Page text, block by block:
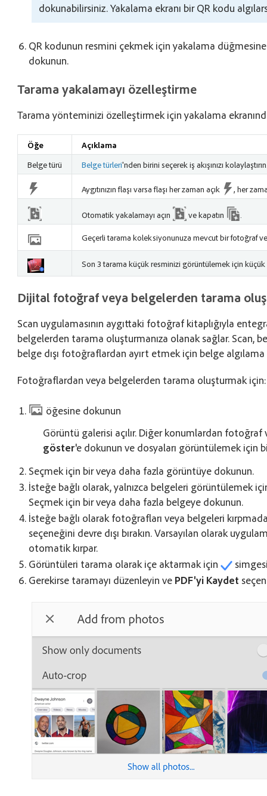
dokunabilirsiniz. Yakalama ekranı bir QR kodu
QR kodunun resmini çekmek için yakalama
dokunun.
Tarama yakalamayı özelleştirme
Tarama yönteminizi özelleştirmek için yakalama
Öğe
Açıklama
Belge türü
Belge türleri'nden birini seçerek iş akışınızı
Aygıtınızın flaşı varsa flaşı her zaman açık , her
Otomatik yakalamayı açın ve kapatın
Geçerli tarama koleksiyonunuza mevcut bir fotoğraf
Son 3 tarama küçük resminizi görüntülemek için
Dijital fotoğraf veya belgelerden tarama
Scan uygulamasının aygıttaki fotoğraf kitaplığıyla
belgelerden tarama oluşturmanıza olanak sağlar. Scan,
belge dışı fotoğraflardan ayırt etmek için belge algılama
Fotoğraflardan veya belgelerden tarama oluşturmak için:
öğesine dokunun
Görüntü galerisi açılır. Diğer konumlardan
göster'e dokunun ve dosyaları görüntülemek için
Seçmek için bir veya daha fazla görüntüye dokunun.
İsteğe bağlı olarak, yalnızca belgeleri görüntülemek
Seçmek için bir veya daha fazla belgeye dokunun.
İsteğe bağlı olarak fotoğrafları veya belgeleri
seçeneğini devre dışı bırakın. Varsayılan olarak
otomatik kırpar.
Görüntüleri tarama olarak içe aktarmak için
Gerekirse taramayı düzenleyin ve PDF'yi Kaydet